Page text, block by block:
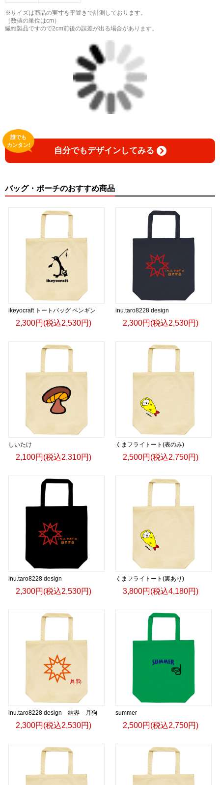
※サイズは商品の実寸を平置きで計測しております。
（数値の単位はcm）
繊維製品ですので2cm前後の誤差が出る場合があります。
自分でもデザインしてみる
誰でも
カンタン!
バッグ・ポーチのおすすめ商品
ikeyocraft トートバッグ ペンギン
2,300円(税込2,530円)
inu.taro8228 design
2,300円(税込2,530円)
しいたけ
2,100円(税込2,310円)
くまフライトート(表のみ)
2,500円(税込2,750円)
inu.taro8228 design
2,300円(税込2,530円)
くまフライトート(裏あり)
3,800円(税込4,180円)
inu.taro8228 design 結界 月狗
2,300円(税込2,530円)
summer
2,500円(税込2,750円)